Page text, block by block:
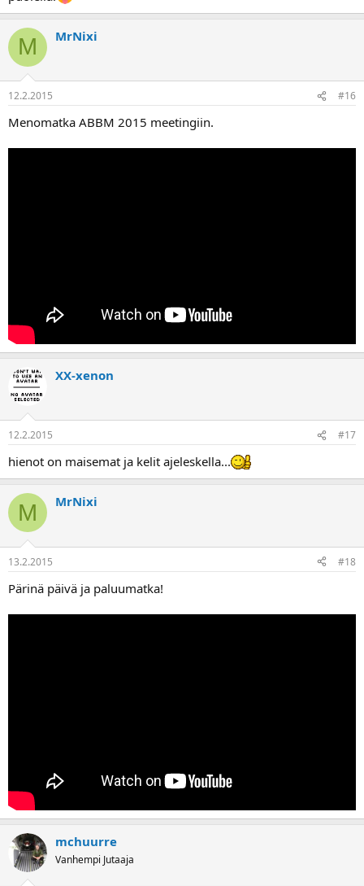
M MrNixi
12.2.2015 #16
Menomatka ABBM 2015 meetingiin.
XX-xenon
12.2.2015 #17
hienot on maisemat ja kelit ajeleskella...
M MrNixi
13.2.2015 #18
Pärinä päivä ja paluumatka!
mchuurre
Vanhempi Jutaaja